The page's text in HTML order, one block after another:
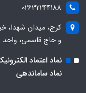
02632244188
کرج، میدان شهدا،
و حاج قاسمی، واحد ۱ (شعبه دیگری نداریم)
نماد اعتماد
نماد ساماندهی